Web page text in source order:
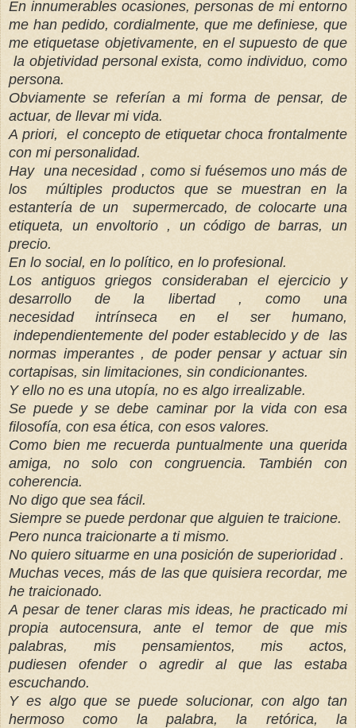
En innumerables ocasiones, personas de mi entorno
me han pedido, cordialmente, que me definiese, que
me etiquetase objetivamente, en el supuesto de que
la objetividad personal exista, como individuo, como
persona.
Obviamente se referían a mi forma de pensar, de
actuar, de llevar mi vida.
A priori, el concepto de etiquetar choca frontalmente
con mi personalidad.
Hay una necesidad , como si fuésemos uno más de
los múltiples productos que se muestran en la
estantería de un supermercado, de colocarte una
etiqueta, un envoltorio , un código de barras, un
precio.
En lo social, en lo político, en lo profesional.
Los antiguos griegos consideraban el ejercicio y
desarrollo de la libertad , como una
necesidad intrínseca en el ser humano,
independientemente del poder establecido y de las
normas imperantes , de poder pensar y actuar sin
cortapisas, sin limitaciones, sin condicionantes.
Y ello no es una utopía, no es algo irrealizable.
Se puede y se debe caminar por la vida con esa
filosofía, con esa ética, con esos valores.
Como bien me recuerda puntualmente una querida
amiga, no solo con congruencia. También con
coherencia.
No digo que sea fácil.
Siempre se puede perdonar que alguien te traicione.
Pero nunca traicionarte a ti mismo.
No quiero situarme en una posición de superioridad .
Muchas veces, más de las que quisiera recordar, me
he traicionado.
A pesar de tener claras mis ideas, he practicado mi
propia autocensura, ante el temor de que mis
palabras, mis pensamientos, mis actos,
pudiesen ofender o agredir al que las estaba
escuchando.
Y es algo que se puede solucionar, con algo tan
hermoso como la palabra, la retórica, la